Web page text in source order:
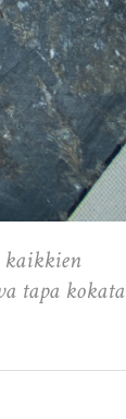
kaikkien
tapa kokata